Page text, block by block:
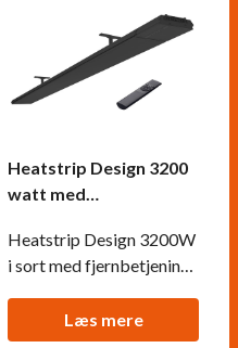
Heatstrip Design 3200
watt med
Heatstrip Design 3200W
i sort med fjernbetjening.
kvadratmeter.
Læs mere